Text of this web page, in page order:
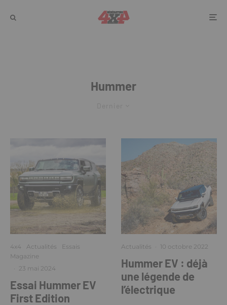
Hummer
4x4 Actualités
Essais
Magazine
· 23 mai 2024
Essai Hummer EV
First Edition
Actualités · 10 octobre 2022
Hummer EV : déjà
une légende de
l’électrique